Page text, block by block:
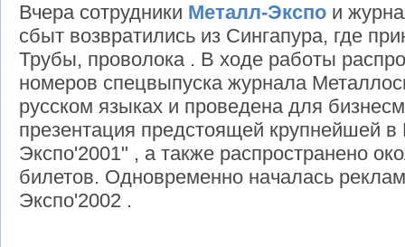
Вчера сотрудники Металл-Экспо и
сбыт возвратились из Сингапура, где
Трубы, проволока . В ходе работы
номеров спецвыпуска журнала
русском языках и проведена для
презентация предстоящей крупнейшей
Экспо'2001" , а также распространено
билетов. Одновременно началась
Экспо'2002 .